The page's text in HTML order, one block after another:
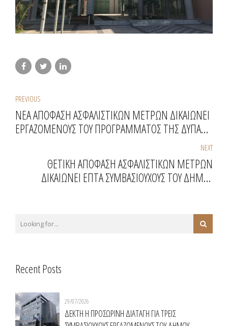
PREVIOUS
ΝΕΑ ΑΠΟΦΑΣΗ ΑΣΦΑΛΙΣΤΙΚΩΝ ΜΕΤΡΩΝ ΔΙΚΑΙΩΝΕΙ
ΕΡΓΑΖΟΜΕΝΟΥΣ ΤΟΥ ΠΡΟΓΡΑΜΜΑΤΟΣ ΤΗΣ ΔΥΠΑ
NEXT
ΘΕΤΙΚΗ ΑΠΟΦΑΣΗ ΑΣΦΑΛΙΣΤΙΚΩΝ ΜΕΤΡΩΝ
ΔΙΚΑΙΩΝΕΙ ΕΠΤΑ ΣΥΜΒΑΣΙΟΥΧΟΥΣ ΤΟΥ ΔΗΜΟΥ
Recent Posts
29/07/2026
ΔΕΚΤΗ Η ΠΡΟΣΩΡΙΝΗ ΔΙΑΤΑΓΗ ΓΙΑ ΤΡΕΙΣ